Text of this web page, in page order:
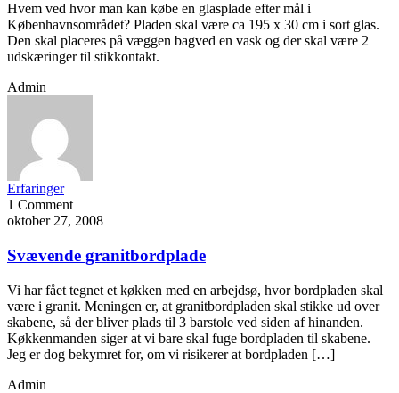
Hvem ved hvor man kan købe en glasplade efter mål i
Københavnsområdet? Pladen skal være ca 195 x 30 cm i sort glas.
Den skal placeres på væggen bagved en vask og der skal være 2
udskæringer til stikkontakt.
Admin
Erfaringer
1 Comment
oktober 27, 2008
Svævende granitbordplade
Vi har fået tegnet et køkken med en arbejdsø, hvor bordpladen skal
være i granit. Meningen er, at granitbordpladen skal stikke ud over
skabene, så der bliver plads til 3 barstole ved siden af hinanden.
Køkkenmanden siger at vi bare skal fuge bordpladen til skabene.
Jeg er dog bekymret for, om vi risikerer at bordpladen […]
Admin